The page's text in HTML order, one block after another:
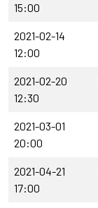
15:00
2021-02-14
12:00
2021-02-20
12:30
2021-03-01
20:00
2021-04-21
17:00